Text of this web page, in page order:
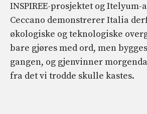
INSPIREE-prosjektet og Itelyum-
Ceccano demonstrerer Italia
økologiske og teknologiske
bare gjøres med ord, men
gangen, og gjenvinner
fra det vi trodde skulle kastes.